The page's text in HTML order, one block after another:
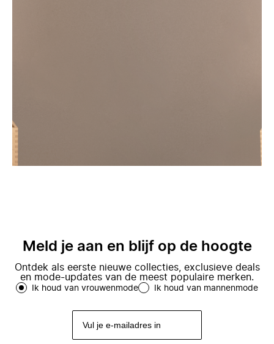
Meld je aan en blijf op de hoogte
Ontdek als eerste nieuwe collecties, exclusieve deals
en mode-updates van de meest populaire merken.
Ik houd van vrouwenmode Ik houd van mannenmode